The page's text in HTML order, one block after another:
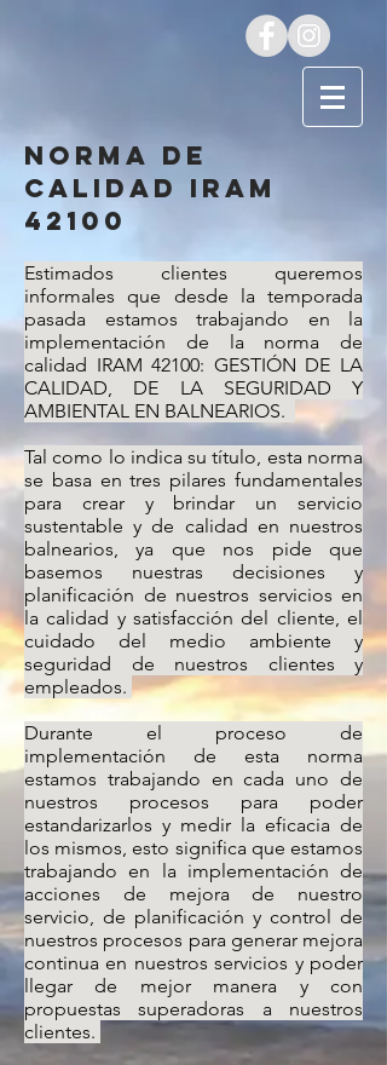
norma de
calidad IRAM
42100
Estimados clientes queremos
informales que desde la temporada
pasada estamos trabajando en la
implementación de la norma de
calidad IRAM 42100: GESTIÓN DE LA
CALIDAD, DE LA SEGURIDAD Y
AMBIENTAL EN BALNEARIOS.
Tal como lo indica su título, esta norma
se basa en tres pilares fundamentales
para crear y brindar un servicio
sustentable y de calidad en nuestros
balnearios, ya que nos pide que
basemos nuestras decisiones y
planificación de nuestros servicios en
la calidad y satisfacción del cliente, el
cuidado del medio ambiente y
seguridad de nuestros clientes y
empleados.
Durante el proceso de
implementación de esta norma
estamos trabajando en cada uno de
nuestros procesos para poder
estandarizarlos y medir la eficacia de
los mismos, esto significa que estamos
trabajando en la implementación de
acciones de mejora de nuestro
servicio, de planificación y control de
nuestros procesos para generar mejora
continua en nuestros servicios y poder
llegar de mejor manera y con
propuestas superadoras a nuestros
clientes.